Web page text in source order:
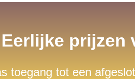
Eerlijke prijzen
toegang tot een